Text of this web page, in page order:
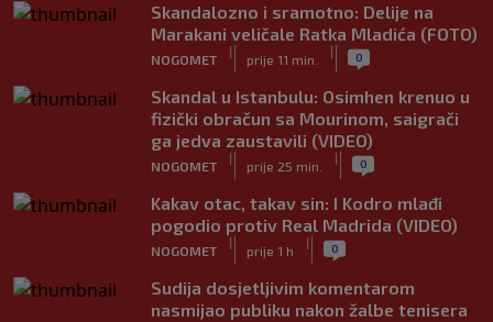
Skandalozno i sramotno: Delije na
Marakani veličale Ratka Mladića (FOTO)
NOGOMET
|
prije 11 min.
| 0
Skandal u Istanbulu: Osimhen krenuo u
fizički obračun sa Mourinom, saigrači
ga jedva zaustavili (VIDEO)
NOGOMET
|
prije 25 min.
| 0
Kakav otac, takav sin: I Kodro mlađi
pogodio protiv Real Madrida (VIDEO)
NOGOMET
|
prije 1 h
| 0
Sudija dosjetljivim komentarom
nasmijao publiku nakon žalbe tenisera